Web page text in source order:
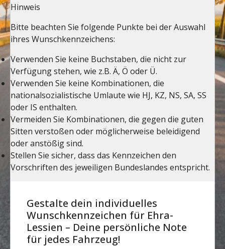
Gestalte dein individuelles
Wunschkennzeichen für Ehra-
Lessien – Deine persönliche Note
für jedes Fahrzeug!